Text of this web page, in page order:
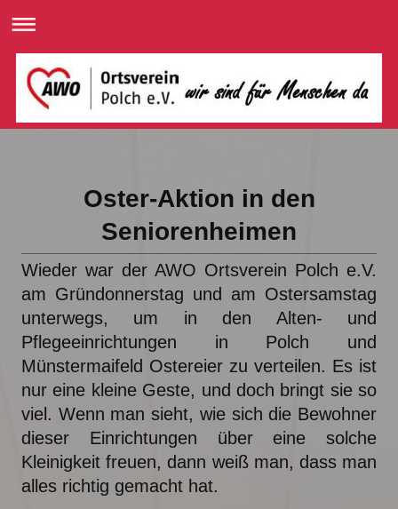
Oster-Aktion in den
Seniorenheimen
Wieder war der AWO Ortsverein Polch e.V.
am Gründonnerstag und am Ostersamstag
unterwegs, um in den Alten- und
Pflegeeinrichtungen in Polch und
Münstermaifeld Ostereier zu verteilen. Es ist
nur eine kleine Geste, und doch bringt sie so
viel. Wenn man sieht, wie sich die Bewohner
dieser Einrichtungen über eine solche
Kleinigkeit freuen, dann weiß man, dass man
alles richtig gemacht hat.